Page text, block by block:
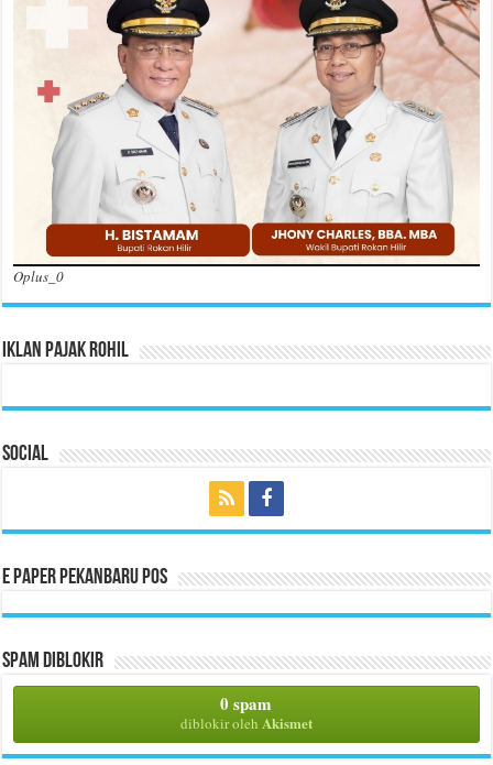
Oplus_0
Iklan Pajak Rohil
Social
E Paper Pekanbaru Pos
Spam Diblokir
0 spam
diblokir oleh Akismet